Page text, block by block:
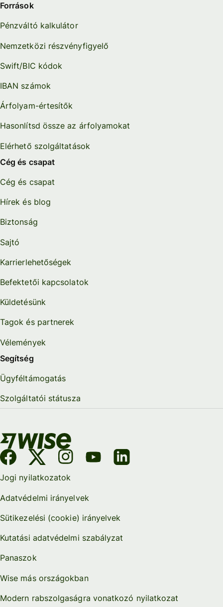
Források
Pénzváltó kalkulátor
Nemzetközi részvényfigyelő
Swift/BIC kódok
IBAN számok
Árfolyam-értesítők
Hasonlítsd össze az árfolyamokat
Elérhető szolgáltatások
Cég és csapat
Cég és csapat
Hírek és blog
Biztonság
Sajtó
Karrierlehetőségek
Befektetői kapcsolatok
Küldetésünk
Tagok és partnerek
Vélemények
Segítség
Ügyféltámogatás
Szolgáltatói státusza
Jogi nyilatkozatok
Adatvédelmi irányelvek
Sütikezelési (cookie) irányelvek
Kutatási adatvédelmi szabályzat
Panaszok
Wise más országokban
Modern rabszolgaságra vonatkozó nyilatkozat